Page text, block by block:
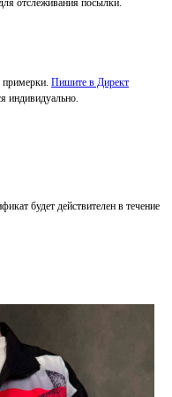
отслеживания посылки.
Пишите в Директ
индивидуально.
будет действителен в течение